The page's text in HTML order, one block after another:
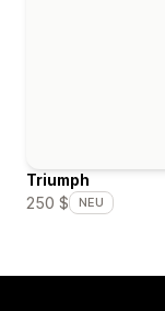
Triumph
250 $
NEU